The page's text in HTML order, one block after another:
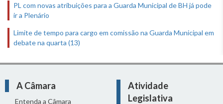
PL com novas atribuições para a Guarda Municipal de BH já pode
ir a Plenário
Limite de tempo para cargo em comissão na Guarda Municipal em
debate na quarta (13)
A Câmara
Entenda a Câmara
Atividade
Legislativa